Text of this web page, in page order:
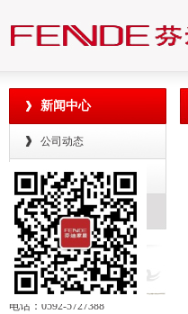
新闻中心
公司动态
行业资讯
各地动态
电话：0592-5727388